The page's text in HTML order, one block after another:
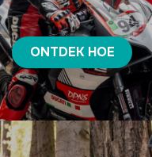
ONTDEK HOE